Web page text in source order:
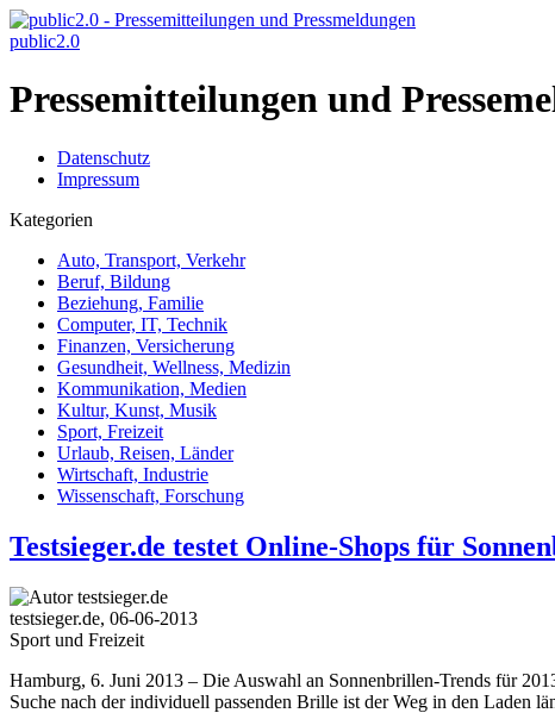
public2.0
Pressemitteilungen und
Datenschutz
Impressum
Kategorien
Auto, Transport, Verkehr
Beruf, Bildung
Beziehung, Familie
Computer, IT, Technik
Finanzen, Versicherung
Gesundheit, Wellness, Medizin
Kommunikation, Medien
Kultur, Kunst, Musik
Sport, Freizeit
Urlaub, Reisen, Länder
Wirtschaft, Industrie
Wissenschaft, Forschung
Testsieger.de testet Online-Shops für
testsieger.de, 06-06-2013
Sport und Freizeit
Hamburg, 6. Juni 2013 – Die Auswahl an Sonnenbrillen-Trends für
Suche nach der individuell passenden Brille ist der Weg in den Laden